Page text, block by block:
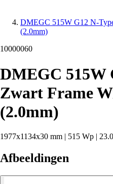
DMEGC 515W G12 N-
(2.0mm)
10000060
DMEGC 515W
Zwart Frame
(2.0mm)
1977x1134x30 mm | 515 Wp |
Afbeeldingen